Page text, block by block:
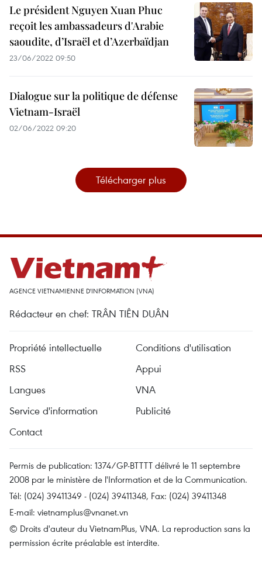
Le président Nguyen Xuan Phuc
reçoit les ambassadeurs d'Arabie
saoudite, d’Israël et d’Azerbaïdjan
23/06/2022 09:50
Dialogue sur la politique de défense
Vietnam-Israël
02/06/2022 09:20
Télécharger plus
AGENCE VIETNAMIENNE D'INFORMATION (VNA)
Rédacteur en chef: TRÂN TIÊN DUÂN
Propriété intellectuelle
Conditions d'utilisation
RSS
Appui
Langues
VNA
Service d'information
Publicité
Contact
Permis de publication: 1374/GP-BTTTT délivré le 11 septembre
2008 par le ministère de l'Information et de la Communication.
Tél: (024) 39411349 - (024) 39411348, Fax: (024) 39411348
E-mail: vietnamplus@vnanet.vn
© Droits d'auteur du VietnamPlus, VNA. La reproduction sans la
permission écrite préalable est interdite.